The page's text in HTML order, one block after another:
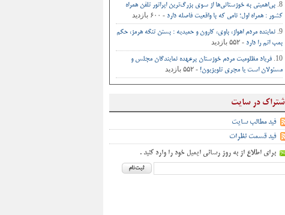
بی‌اهمیتی به خوزستانی‌ها از سوی بزرگ‌ترین اپراتور تلفن همراه
کشور : همراه اول؛ نامی که با واقعیت فاصله دارد - ۶۰۰ بازدید
نماینده مردم اهواز، باوی، کارون و حمیدیه : بستن تنگه هرمز، حکم
بمب اتم را دارد - ۵۵۲ بازدید
فریاد مظلومیت مردم خوزستان برعهده نمایندگان مجلس و
مسئولان است یا مجری تلویزیون! - ۵۵۲ بازدید
در سایت
فید مطالب سایت
فید قسمت نظرات
برای اطلاع از به روز رسانی ایمیل خود را وارد کنید .